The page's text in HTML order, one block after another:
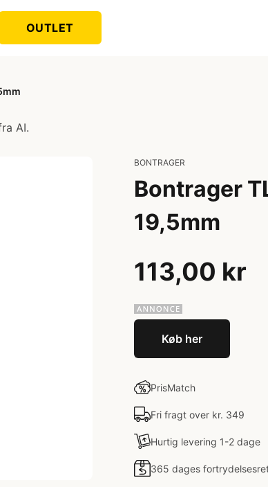
OUTLET
AI.
BONTRAGER
Bontrager
19,5mm
113,00 kr
Køb her
PrisMatch
Fri fragt over kr. 349
Hurtig levering 1-2 dage
365 dages